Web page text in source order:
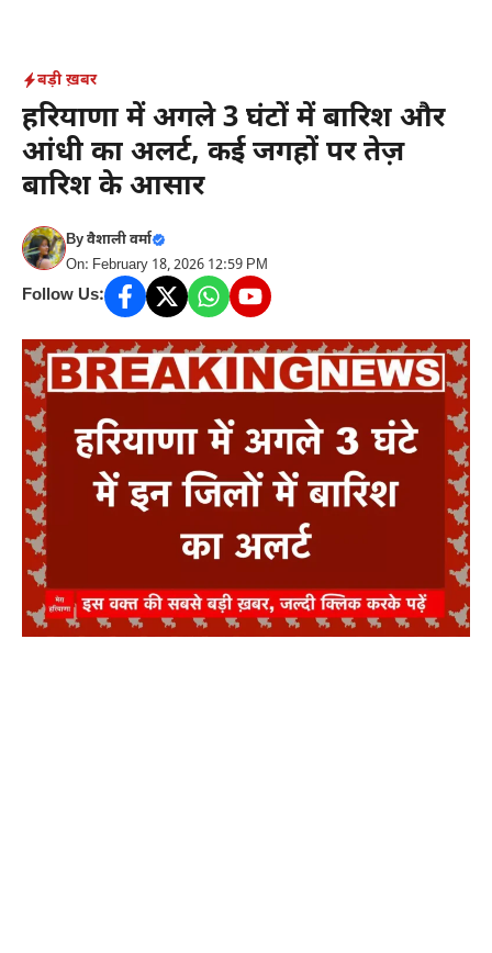
content
बड़ी ख़बर
हरियाणा में अगले 3 घंटों में बारिश और
आंधी का अलर्ट, कई जगहों पर तेज़
बारिश के आसार
Byवैशाली वर्मा
On: February 18, 2026 12:59 PM
Follow Us: